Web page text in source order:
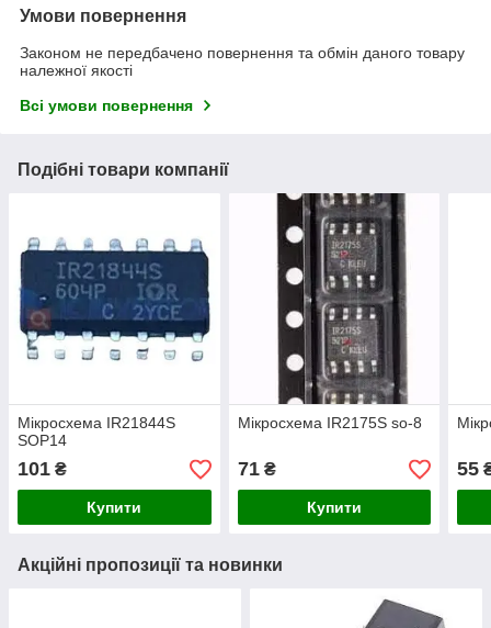
Умови повернення
Законом не передбачено повернення та обмін даного товару
належної якості
Всі умови повернення
Подібні товари компанії
Мікросхема IR21844S
SOP14
101 ₴
Купити
Мікросхема IR2175S so-8
71₴
Купити
55
Акційні пропозиції та новинки